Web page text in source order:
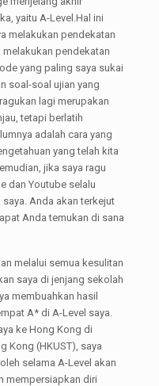
yaitu A-Level.Hal ini
melakukan pendekatan
pendekatan
yang paling saya sukai
soal-soal ujian yang
lagi merupakan
tetapi berlatih
adalah cara yang
yang telah kita
jika saya ragu
dan Youtube selalu
Anda akan terkejut
Anda temukan di sana
melalui semua kesulitan
saya di jenjang sekolah
membuahkan hasil
A* di A-Level saya.
ke Hong Kong di
Kong (HKUST), saya
selama A-Level akan
mempersiapkan diri